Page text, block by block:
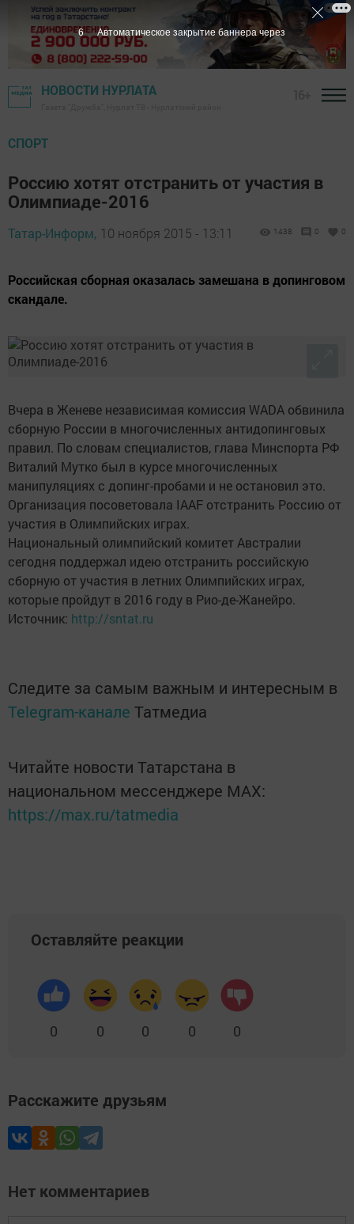
НОВОСТИ НУРЛАТА
СПОРТ
Россию хотят отстранить от участия в
Олимпиаде-2016
Татар-Информ, 10 ноября 2015 - 13:11 1438 0 0
Российская сборная оказалась замешана в допинговом
скандале.
Вчера в Женеве независимая комиссия WADA обвинила
сборную России в многочисленных антидопинговых
правил. По словам специалистов, глава Минспорта РФ
Виталий Мутко был в курсе многочисленных
манипуляциях с допинг-пробами и не остановил это.
Организация посоветовала IAAF отстранить Россию от
участия в Олимпийских играх.
Национальный олимпийский комитет Австралии
сегодня поддержал идею отстранить российскую
сборную от участия в летних Олимпийских играх,
которые пройдут в 2016 году в Рио-де-Жанейро.
Источник: http://sntat.ru
Следите за самым важным и интересным в
Telegram-канале Татмедиа
Читайте новости Татарстана в
национальном мессенджере MАХ:
https://max.ru/tatmedia
Оставляйте реакции
0 0 0 0 0
Расскажите друзьям
Нет комментариев
5 Автоматическое закрытие баннера через